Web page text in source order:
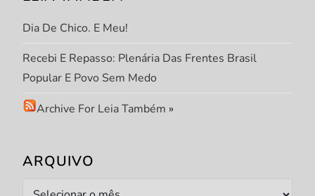
o
d
e
o
Dia De Chico. E Meu!
Recebi E Repasso: Plenária Das Frentes Brasil
Popular E Povo Sem Medo
Archive For Leia Também »
ARQUIVO
Arquivo